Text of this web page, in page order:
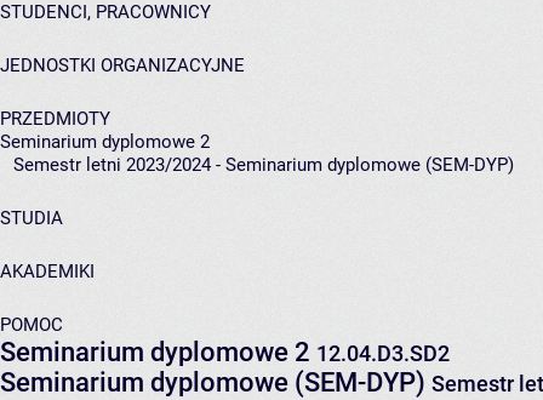
STUDENCI, PRACOWNICY
JEDNOSTKI ORGANIZACYJNE
PRZEDMIOTY
Seminarium dyplomowe 2
Semestr letni 2023/2024 - Seminarium dyplomowe (SEM-DYP)
STUDIA
AKADEMIKI
POMOC
Seminarium dyplomowe 2 12.04.D3.SD2
Seminarium dyplomowe (SEM-DYP) Semestr